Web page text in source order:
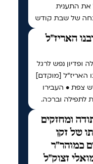
את התענית
של שבת קודש
האריז"ל
ופדיון נפש לרגל
האריז"ל [מוקדם]
צפת • העבירו
לתפילה וברכה.
ומחזקים
של זקן
כמוהר"ר
זצוק"ל